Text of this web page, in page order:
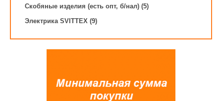
Скобяные изделия (есть опт, б/нал) (5)
Электрика SVITTEX (9)